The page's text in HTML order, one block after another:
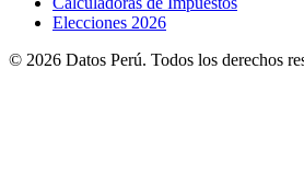
Elecciones 2026
© 2026 Datos Perú. Todos los derechos